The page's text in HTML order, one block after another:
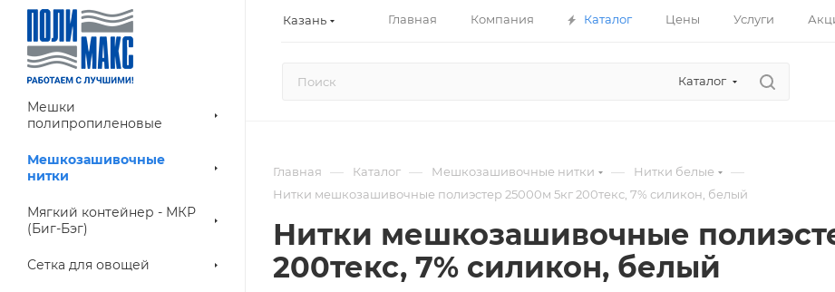
Казань Главная Компания Каталог Цены Услуги
Каталог
Мешки
полипропиленовые
Мешкозашивочные
нитки
Мягкий контейнер - МКР
(Биг-Бэг)
Сетка для овощей
Главная — Каталог — Мешкозашивочные нитки — Нитки белые —
Нитки мешкозашивочные полиэстер 25000м 5кг 200текс, 7% силикон, белый
Нитки мешкозашивочные
200текс, 7% силикон, белый